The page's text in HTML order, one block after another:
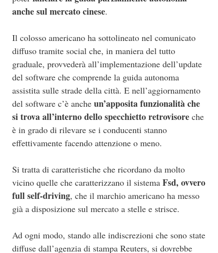
anche sul mercato cinese.
Il colosso americano ha sottolineato nel comunicato
diffuso tramite social che, in maniera del tutto
graduale, provvederà all’implementazione dell’update
del software che comprende la guida autonoma
assistita sulle strade della città. E nell’aggiornamento
del software c’è anche un’apposita funzionalità che
si trova all’interno dello specchietto retrovisore che
è in grado di rilevare se i conducenti stanno
effettivamente facendo attenzione o meno.
Si tratta di caratteristiche che ricordano da molto
vicino quelle che caratterizzano il sistema Fsd, ovvero
full self-driving, che il marchio americano ha messo
già a disposizione sul mercato a stelle e strisce.
Ad ogni modo, stando alle indiscrezioni che sono state
diffuse dall’agenzia di stampa Reuters, si dovrebbe